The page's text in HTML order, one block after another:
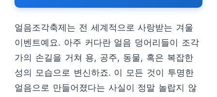
얼음조각축제는 전 세계적으로 사랑받는 겨울
이벤트예요. 아주 커다란 얼음 덩어리들이 조각
가의 손길을 거쳐 용, 공주, 동물, 혹은 복잡한
성의 모습으로 변신하죠. 이 모든 것이 투명한
얼음으로 만들어졌다는 사실이 정말 놀랍지 않